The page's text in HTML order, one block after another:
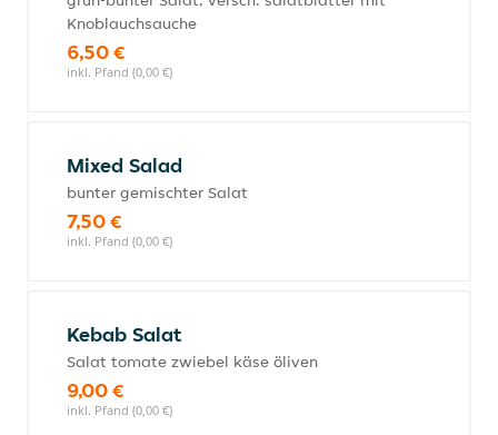
Knoblauchsauche
6,50 €
inkl. Pfand (0,00 €)
Mixed Salad
bunter gemischter Salat
7,50 €
inkl. Pfand (0,00 €)
Kebab Salat
Salat tomate zwiebel käse öliven
9,00 €
inkl. Pfand (0,00 €)